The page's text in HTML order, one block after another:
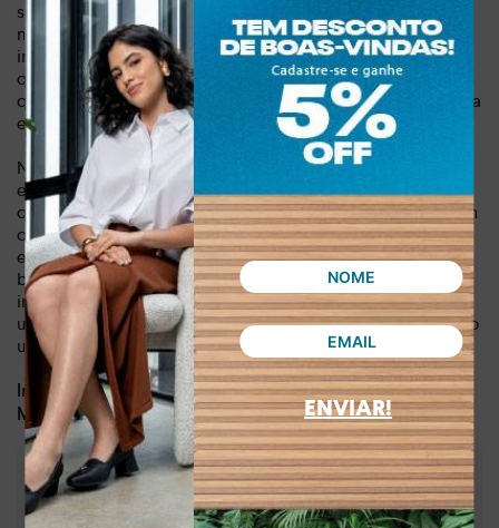
ENVIAR!
suas curvas. Ele se harmoniza perfeitamente com cores
neutras ou vibrantes, adicionando um toque de requinte
imediato. A escolha do couro reflete uma busca por
qualidade e autenticidade, características valorizadas por
quem não abre mão de conforto e bom gosto. Compre agora
e experimente o impacto de um acessório que fala por si.
Não perca a oportunidade de adquirir este acessório
elegante que realça sua personalidade e eleva o nível de
qualquer composição. A combinação do couro durável com
o design da fivela metalizada atemporal garante que você
estará sempre bem vestida. Pensado para a mulher que
busca confiança e versatilidade, este cinto é a escolha
inteligente para quem deseja comprar cinto de couro que
une moda e funcionalidade. Garanta o seu e descubra como
um pequeno detalhe pode fazer uma grande diferença.
Indicado para: Dia a dia, lazer
Material:Couro
Cor: Preto
Referência CI032-00005